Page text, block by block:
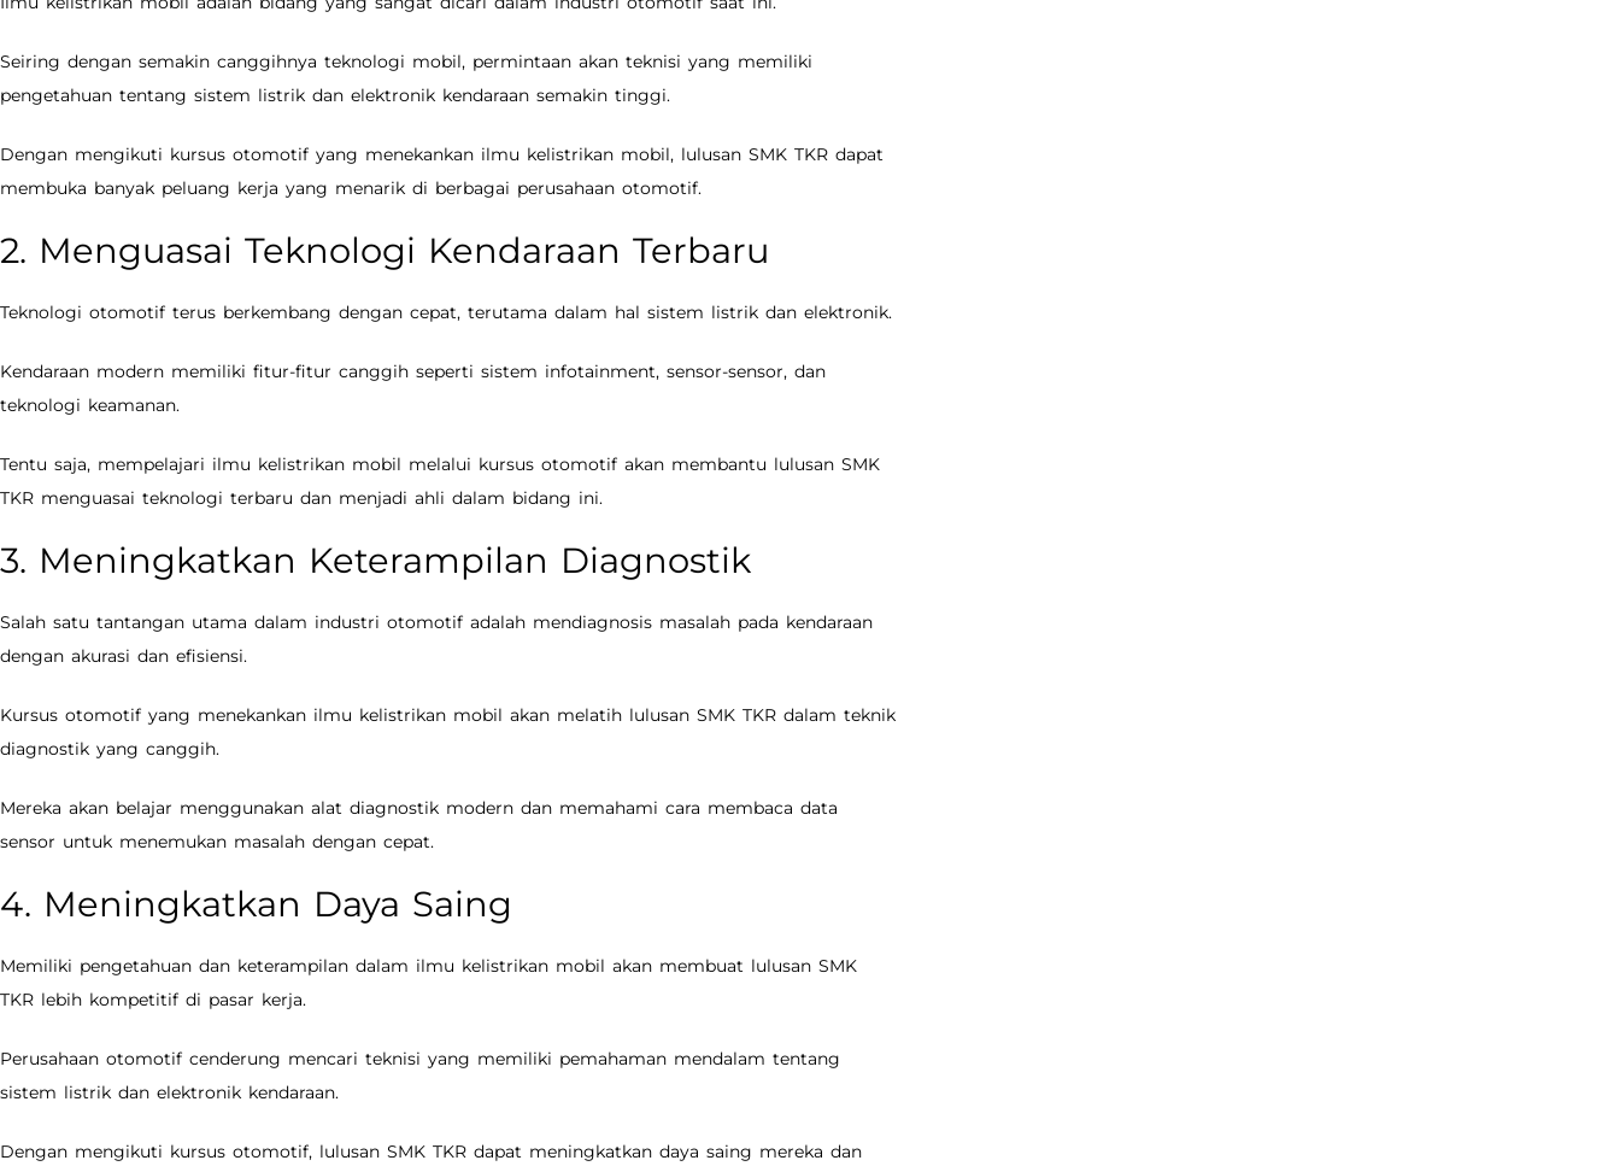
Seiring dengan semakin canggihnya teknologi mobil, permintaan akan teknisi yang memiliki
pengetahuan tentang sistem listrik dan elektronik kendaraan semakin tinggi.
Dengan mengikuti kursus otomotif yang menekankan ilmu kelistrikan mobil, lulusan SMK TKR dapat
membuka banyak peluang kerja yang menarik di berbagai perusahaan otomotif.
2. Menguasai Teknologi Kendaraan Terbaru
Teknologi otomotif terus berkembang dengan cepat, terutama dalam hal sistem listrik dan elektronik.
Kendaraan modern memiliki fitur-fitur canggih seperti sistem infotainment, sensor-sensor, dan
teknologi keamanan.
Tentu saja, mempelajari ilmu kelistrikan mobil melalui kursus otomotif akan membantu lulusan SMK
TKR menguasai teknologi terbaru dan menjadi ahli dalam bidang ini.
3. Meningkatkan Keterampilan Diagnostik
Salah satu tantangan utama dalam industri otomotif adalah mendiagnosis masalah pada kendaraan
dengan akurasi dan efisiensi.
Kursus otomotif yang menekankan ilmu kelistrikan mobil akan melatih lulusan SMK TKR dalam teknik
diagnostik yang canggih.
Mereka akan belajar menggunakan alat diagnostik modern dan memahami cara membaca data
sensor untuk menemukan masalah dengan cepat.
4. Meningkatkan Daya Saing
Memiliki pengetahuan dan keterampilan dalam ilmu kelistrikan mobil akan membuat lulusan SMK
TKR lebih kompetitif di pasar kerja.
Perusahaan otomotif cenderung mencari teknisi yang memiliki pemahaman mendalam tentang
sistem listrik dan elektronik kendaraan.
Dengan mengikuti kursus otomotif, lulusan SMK TKR dapat meningkatkan daya saing mereka dan